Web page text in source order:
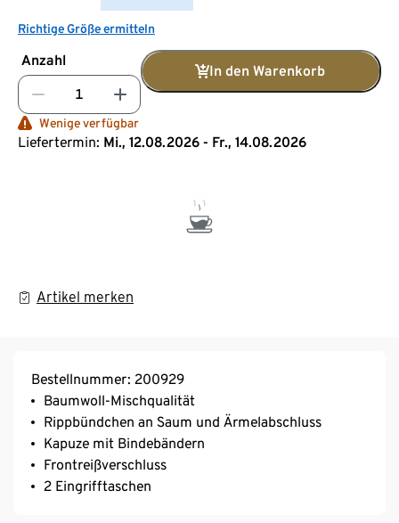
Richtige Größe ermitteln
Anzahl
In den Warenkorb
Wenige verfügbar
Liefertermin: Mi., 12.08.2026 - Fr., 14.08.2026
Artikel merken
Bestellnummer: 200929
Baumwoll-Mischqualität
Rippbündchen an Saum und Ärmelabschluss
Kapuze mit Bindebändern
Frontreißverschluss
2 Eingrifftaschen